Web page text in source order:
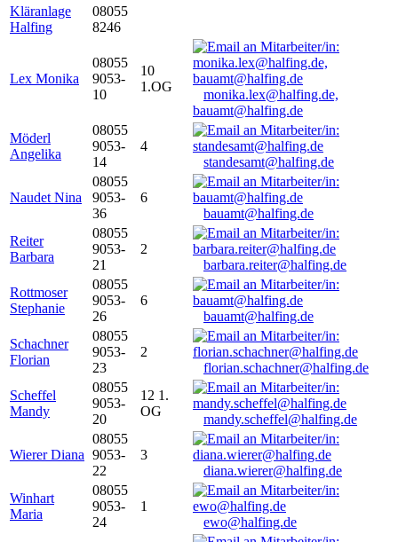
Kläranlage
Halfing
08055
8246
Lex Monika
08055
9053-
10
10
1.OG
monika.lex@halfing.de,
bauamt@halfing.de
Möderl
Angelika
08055
9053-
14
4
standesamt@halfing.de
Naudet Nina
08055
9053-
36
6
bauamt@halfing.de
Reiter
Barbara
08055
9053-
21
2
barbara.reiter@halfing.de
Rottmoser
Stephanie
08055
9053-
26
6
bauamt@halfing.de
Schachner
Florian
08055
9053-
23
2
florian.schachner@halfing.de
Scheffel
Mandy
08055
9053-
20
12 1.
OG
mandy.scheffel@halfing.de
Wierer Diana
08055
9053-
22
3
diana.wierer@halfing.de
Winhart
Maria
08055
9053-
24
1
ewo@halfing.de